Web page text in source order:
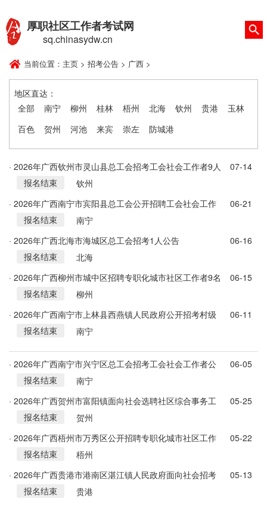
厚职社区工作者考试网
sq.chinasydw.cn
当前位置： 主页 > 招考公告 > 广西 >
地区直达：
全部
南宁 柳州 桂林 梧州 北海 钦州 贵港
玉林
百色
贺州 河池 来宾 崇左 防城港
· 2026年广西钦州市灵山县总工会招考工会社会工作者9人
公告
07-14
报名结束
钦州
· 2026年广西南宁市宾阳县总工会公开招聘工会社会工作
者2人公告
06-21
报名结束
南宁
· 2026年广西北海市海城区总工会招考1人公告
06-16
报名结束
北海
· 2026年广西柳州市城中区招聘专职化城市社区工作者9名
简章
06-15
报名结束
柳州
· 2026年广西南宁市上林县西燕镇人民政府公开招考村级
乡村振兴信息员简章
06-11
报名结束
南宁
· 2026年广西南宁市兴宁区总工会招考工会社会工作者公
06-05
报名结束
南宁
· 2026年广西贺州市富阳镇面向社会选聘社区综合事务工
作者2人公告
05-25
报名结束
贺州
· 2026年广西梧州市万秀区公开招聘专职化城市社区工作
者8名公告
05-22
报名结束
梧州
· 2026年广西贵港市港南区湛江镇人民政府面向社会招考
专职网格员2人公告
05-13
报名结束
贵港